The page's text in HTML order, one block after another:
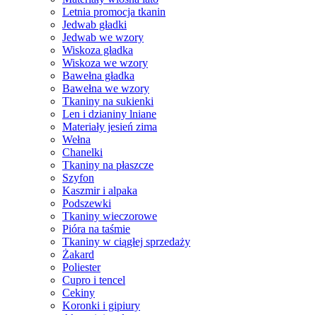
Letnia promocja tkanin
Jedwab gładki
Jedwab we wzory
Wiskoza gładka
Wiskoza we wzory
Bawełna gładka
Bawełna we wzory
Tkaniny na sukienki
Len i dzianiny lniane
Materiały jesień zima
Wełna
Chanelki
Tkaniny na płaszcze
Szyfon
Kaszmir i alpaka
Podszewki
Tkaniny wieczorowe
Pióra na taśmie
Tkaniny w ciągłej sprzedaży
Żakard
Poliester
Cupro i tencel
Cekiny
Koronki i gipiury